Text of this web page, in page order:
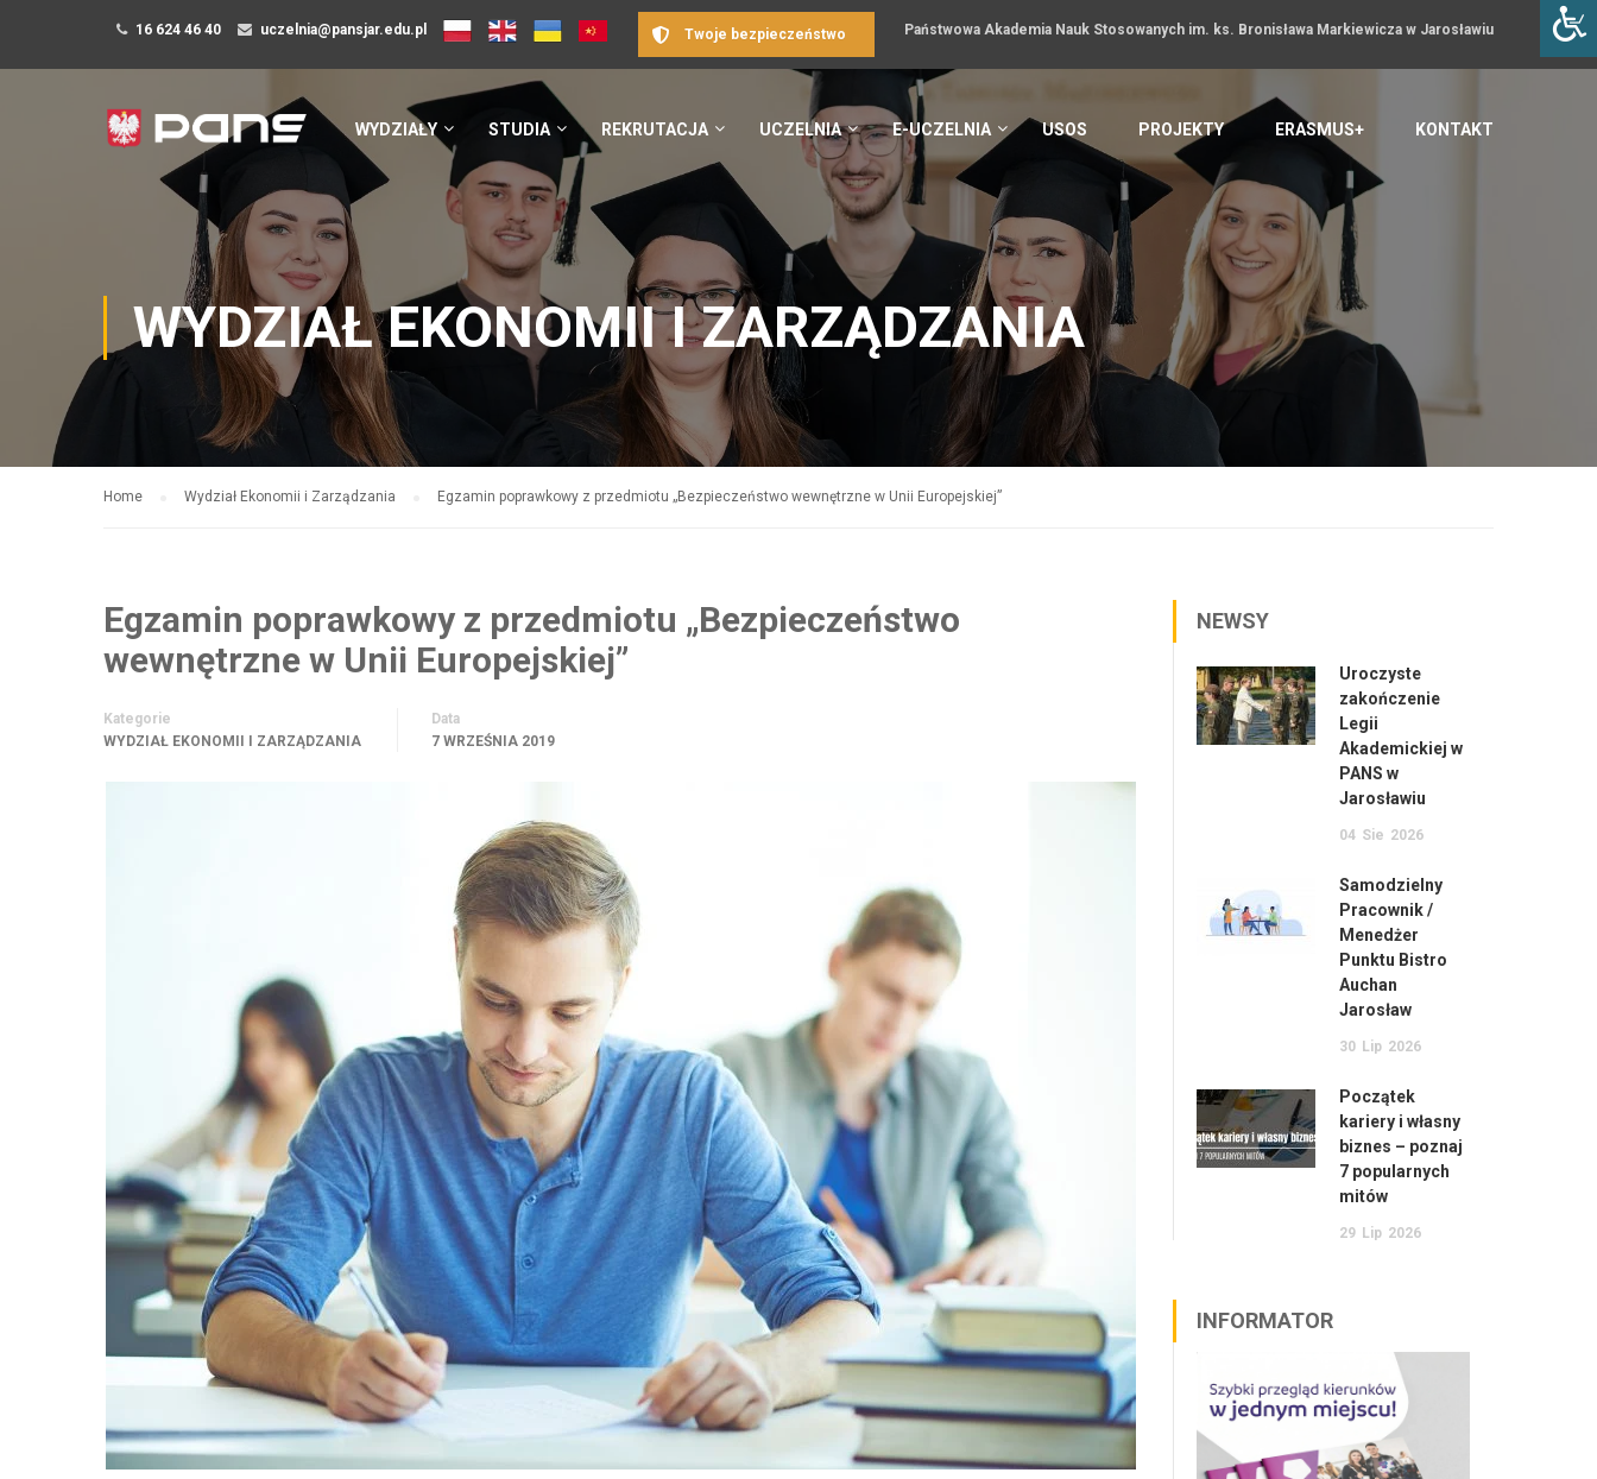
16 624 46 40 uczelnia@pansjar.edu.pl Państwowa Akademia Nauk Stosowanych im. ks. Bronisława Markiewicza w Jarosławiu
Twoje bezpieczeństwo
WYDZIAŁY STUDIA REKRUTACJA UCZELNIA E-UCZELNIA USOS PROJEKTY ERASMUS+ KONTAKT
WYDZIAŁ EKONOMII I ZARZĄDZANIA
Home Wydział Ekonomii i Zarządzania Egzamin poprawkowy z przedmiotu „Bezpieczeństwo wewnętrzne w Unii Europejskiej”
Egzamin poprawkowy z przedmiotu „Bezpieczeństwo
wewnętrzne w Unii Europejskiej”
Kategorie
WYDZIAŁ EKONOMII I ZARZĄDZANIA
Data
7 WRZEŚNIA 2019
NEWSY
Uroczyste
zakończenie
Legii
Akademickiej w
PANS w
Jarosławiu
04 Sie 2026
Samodzielny
Pracownik /
Menedżer
Punktu Bistro
Auchan
Jarosław
30 Lip 2026
Początek
kariery i własny
biznes – poznaj
7 popularnych
mitów
29 Lip 2026
INFORMATOR